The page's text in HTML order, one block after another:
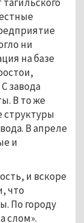
ни
на базе
завода
В то же
В апреле
и
и вскоре
что
По городу
слом».